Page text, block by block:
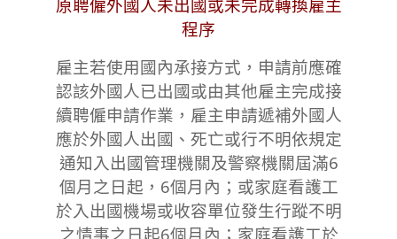
原聘僱外國人未出國或未完成轉換雇主
程序
雇主若使用國內承接方式，申請前應確
認該外國人已出國或由其他雇主完成接
續聘僱申請作業，雇主申請遞補外國人
應於外國人出國、死亡或行不明依規定
通知入出國管理機關及警察機關屆滿6
個月之日起，6個月內；或家庭看護工
於入出國機場或收容單位發生行蹤不明
之情事之日起6個月內；家庭看護工於